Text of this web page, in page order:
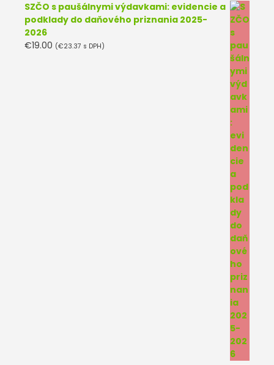
SZČO s paušálnymi výdavkami: evidencie a
podklady do daňového priznania 2025-
2026
€19.00 (€23.37 s DPH)